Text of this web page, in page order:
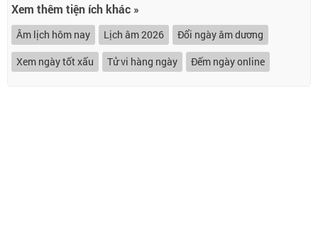
Xem thêm tiện ích khác »
Âm lịch hôm nay Lịch âm 2026
Đổi ngày âm dương
Xem ngày tốt xấu
Tử vi hàng ngày Đếm ngày online